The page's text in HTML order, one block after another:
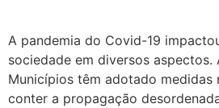
A pandemia do Covid-19
sociedade em diversos aspectos.
Municípios têm adotado medidas
conter a propagação